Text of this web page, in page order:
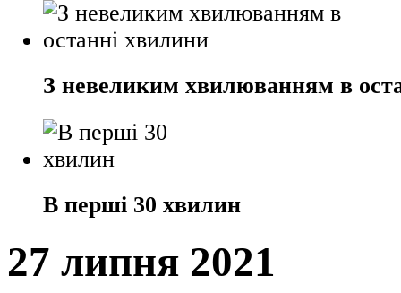
З невеликим хвилюванням в
В перші 30 хвилин
27 липня 2021